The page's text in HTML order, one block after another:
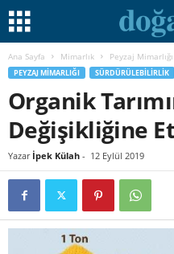
Ana Sayfa Mimarlık Peyzaj Mimarlığı
PEYZAJ MIMARLIĞI SÜRDÜRÜLEBILIRLIK
Organik
Değişikliğine
Yazar İpek Külah - 12 Eylül 2019